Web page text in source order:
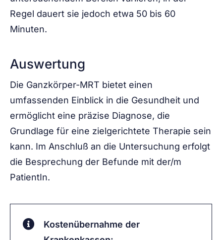
Regel dauert sie jedoch etwa 50 bis 60
Minuten.
Auswertung
Die Ganzkörper-MRT bietet einen
umfassenden Einblick in die Gesundheit und
ermöglicht eine präzise Diagnose, die
Grundlage für eine zielgerichtete Therapie sein
kann. Im Anschluß an die Untersuchung erfolgt
die Besprechung der Befunde mit der/m
PatientIn.
Kostenübernahme der